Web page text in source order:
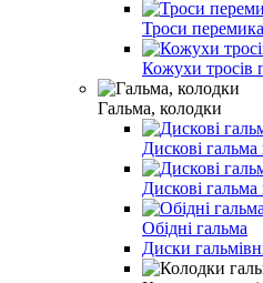
Троси
Кожухи тросів
Гальма, колодки
Дискові гальма
Дискові гальма
Обідні гальма
Диски